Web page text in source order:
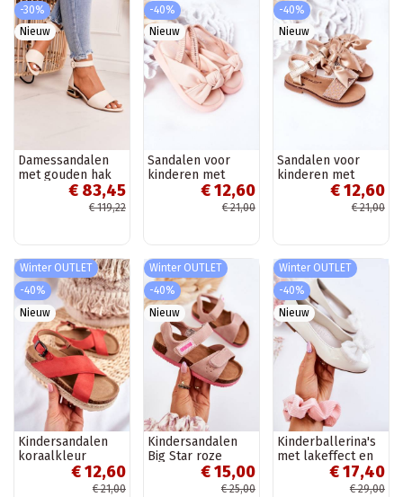
-30%
Nieuw
Damessandalen
met gouden hak
Laura Messi beige
€ 83,45
€ 119,22
-40%
Nieuw
Sandalen voor
kinderen met
drukknoopsluiting,
€ 12,60
€ 21,00
-40%
Nieuw
Sandalen voor
kinderen met
€ 12,60
€ 21,00
Winter OUTLET
-40%
Nieuw
Kindersandalen
koraalkleur
€ 12,60
€ 21,00
Winter OUTLET
-40%
Nieuw
Kindersandalen
Big Star roze
€ 15,00
€ 25,00
Winter OUTLET
-40%
Nieuw
Kinderballerina's
met lakeffect en
linten in de witte
€ 17,40
€ 29,00